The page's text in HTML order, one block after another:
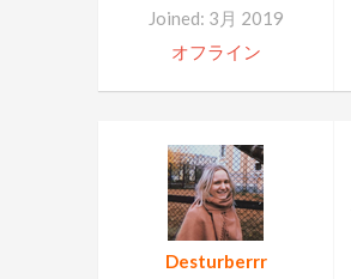
Joined: 3月 2019
オフライン
Desturberrr